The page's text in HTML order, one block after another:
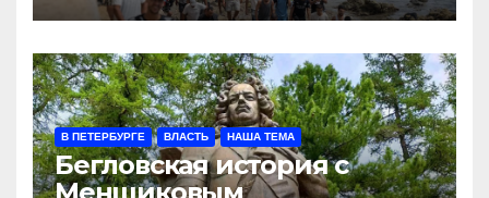
В ПЕТЕРБУРГЕ ВЛАСТЬ НАША ТЕМА
Бегловская история с